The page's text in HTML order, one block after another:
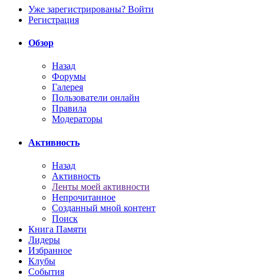
Уже зарегистрированы? Войти
Регистрация
Обзор
Назад
Форумы
Галерея
Пользователи онлайн
Правила
Модераторы
Активность
Назад
Активность
Ленты моей активности
Непрочитанное
Созданный мной контент
Поиск
Книга Памяти
Лидеры
Избранное
Клубы
События